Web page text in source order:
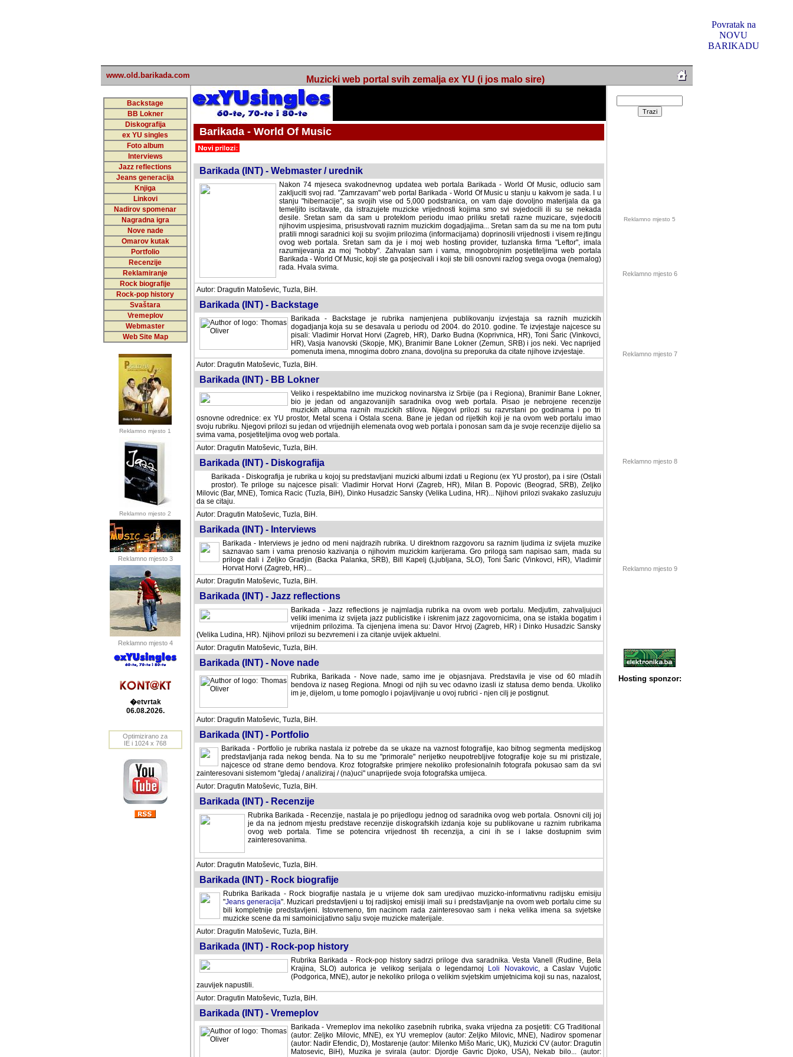
Povratak na
NOVU
BARIKADU
www.old.barikada.com Muzicki web portal svih zemalja ex YU (i jos malo sire)
Backstage
BB Lokner
Diskografija
ex YU singles
Foto album
Interviews
Jazz reflections
Jeans generacija
Knjiga
Linkovi
Nadirov spomenar
Nagradna igra
Nove nade
Omarov kutak
Portfolio
Recenzije
Reklamiranje
Rock biografije
Rock-pop history
Svaštara
Vremeplov
Webmaster
Web Site Map
Reklamno mjesto 1
Reklamno mjesto 2
Reklamno mjesto 3
Reklamno mjesto 4
�etvrtak
06.08.2026.
Optimizirano za
IE i 1024 x 768
Barikada - World Of Music
Barikada (INT) - Webmaster / urednik
Nakon 74 mjeseca svakodnevnog updatea web portala Barikada - World Of Music, odlucio sam
zakljuciti svoj rad. "Zamrzavam" web portal Barikada - World Of Music u stanju u kakvom je sada. I u
stanju "hibernacije", sa svojih vise od 5,000 podstranica, on vam daje dovoljno materijala da ga
temeljito iscitavate, da istrazujete muzicke vrijednosti kojima smo svi svjedocili ili su se nekada desile.
Sretan sam da sam u proteklom periodu imao priliku sretati razne muzicare, svjedociti njihovim
uspjesima, prisustvovati raznim muzickim dogadjajima... Sretan sam da su me na tom putu pratili
mnogi saradnici koji su svojim prilozima (informacijama) doprinosili vrijednosti i visem rejtingu ovog
web portala. Sretan sam da je i moj web hosting provider, tuzlanska firma "Leftor", imala
razumijevanja za moj "hobby". Zahvalan sam i vama, mnogobrojnim posjetiteljima web portala
Barikada - World Of Music, koji ste ga posjecivali i koji ste bili osnovni razlog svega ovoga (nemalog)
rada. Hvala svima.
Autor: Dragutin Matoševic, Tuzla, BiH.
Barikada (INT) - Backstage
Barikada - Backstage je rubrika namjenjena publikovanju izvjestaja sa raznih muzickih
dogadjanja koja su se desavala u periodu od 2004. do 2010. godine. Te izvjestaje najcesce su
pisali: Vladimir Horvat Horvi (Zagreb, HR), Darko Budna (Koprivnica, HR), Toni Šaric (Vinkovci,
HR), Vasja Ivanovski (Skopje, MK), Branimir Bane Lokner (Zemun, SRB) i jos neki. Vec naprijed
pomenuta imena, mnogima dobro znana, dovoljna su preporuka da citate njihove izvjestaje.
Autor: Dragutin Matoševic, Tuzla, BiH.
Barikada (INT) - BB Lokner
Veliko i respektabilno ime muzickog novinarstva iz Srbije (pa i Regiona), Branimir Bane Lokner,
bio je jedan od angazovanijih saradnika ovog web portala. Pisao je nebrojene recenzije muzickih
albuma raznih muzickih stilova. Njegovi prilozi su razvrstani po godinama i po tri osnovne
odrednice: ex YU prostor, Metal scena i Ostala scena. Bane je jedan od rijetkih koji je na ovom web portalu imao svoju rubriku.
Njegovi prilozi su jedan od vrijednijih elemenata ovog web portala i ponosan sam da je svoje recenzije dijelio sa svima vama,
posjetiteljima ovog web portala.
Autor: Dragutin Matoševic, Tuzla, BiH.
Barikada (INT) - Diskografija
Barikada - Diskografija je rubrika u kojoj su predstavljani muzicki albumi izdati u Regionu (ex YU prostor), pa i sire (Ostali
prostor). Te priloge su najcesce pisali: Vladimir Horvat Horvi (Zagreb, HR), Milan B. Popovic (Beograd, SRB), Zeljko Milovic
(Bar, MNE), Tomica Racic (Tuzla, BiH), Dinko Husadzic Sansky (Velika Ludina, HR)... Njihovi prilozi svakako zasluzuju da se
citaju.
Autor: Dragutin Matoševic, Tuzla, BiH.
Barikada (INT) - Interviews
Barikada - Interviews je jedno od meni najdrazih rubrika. U direktnom razgovoru sa raznim ljudima iz svijeta muzike
saznavao sam i vama prenosio kazivanja o njihovim muzickim karijerama. Gro priloga sam napisao sam, mada su
priloge dali i Zeljko Gradjin (Backa Palanka, SRB), Bill Kapelj (Ljubljana, SLO), Toni Šaric (Vinkovci, HR), Vladimir
Horvat Horvi (Zagreb, HR)...
Autor: Dragutin Matoševic, Tuzla, BiH.
Barikada (INT) - Jazz reflections
Barikada - Jazz reflections je najmladja rubrika na ovom web portalu. Medjutim, zahvaljujuci veliki
imenima iz svijeta jazz publicistike i iskrenim jazz zagovornicima, ona se istakla bogatim i
vrijednim prilozima. Ta cijenjena imena su: Davor Hrvoj (Zagreb, HR) i Dinko Husadzic Sansky
(Velika Ludina, HR). Njihovi prilozi su bezvremeni i za citanje uvijek aktuelni.
Autor: Dragutin Matoševic, Tuzla, BiH.
Barikada (INT) - Nove nade
Rubrika, Barikada - Nove nade, samo ime je objasnjava. Predstavila je vise od 60 mladih
bendova iz naseg Regiona. Mnogi od njih su vec odavno izasli iz statusa demo benda. Ukoliko im
je, dijelom, u tome pomoglo i pojavljivanje u ovoj rubrici - njen cilj je postignut.
Autor: Dragutin Matoševic, Tuzla, BiH.
Barikada (INT) - Portfolio
Barikada - Portfolio je rubrika nastala iz potrebe da se ukaze na vaznost fotografije, kao bitnog segmenta medijskog
predstavljanja rada nekog benda. Na to su me "primorale" nerijetko neupotrebljive fotografije koje su mi pristizale,
najcesce od strane demo bendova. Kroz fotografske primjere nekoliko profesionalnih fotografa pokusao sam da svi
zainteresovani sistemom "gledaj / analiziraj / (na)uci" unaprijede svoja fotografska umijeca.
Autor: Dragutin Matoševic, Tuzla, BiH.
Barikada (INT) - Recenzije
Rubrika Barikada - Recenzije, nastala je po prijedlogu jednog od saradnika ovog web portala. Osnovni cilj joj
je da na jednom mjestu predstave recenzije diskografskih izdanja koje su publikovane u raznim rubrikama
ovog web portala. Time se potencira vrijednost tih recenzija, a cini ih se i lakse dostupnim svim
zainteresovanima.
Autor: Dragutin Matoševic, Tuzla, BiH.
Barikada (INT) - Rock biografije
Rubrika Barikada - Rock biografije nastala je u vrijeme dok sam uredjivao muzicko-informativnu radijsku emisiju
"Jeans generacija". Muzicari predstavljeni u toj radijskoj emisiji imali su i predstavljanje na ovom web portalu cime su
bili kompletnije predstavljeni. Istovremeno, tim nacinom rada zainteresovao sam i neka velika imena sa svjetske
muzicke scene da mi samoinicijativno salju svoje muzicke materijale.
Autor: Dragutin Matoševic, Tuzla, BiH.
Barikada (INT) - Rock-pop history
Rubrika Barikada - Rock-pop history sadrzi priloge dva saradnika. Vesta Vanell (Rudine, Bela
Krajina, SLO) autorica je velikog serijala o legendarnoj
Loli Novakovic, a Caslav Vujotic
(Podgorica, MNE), autor je nekoliko priloga o velikim svjetskim umjetnicima koji su nas, nazalost,
zauvijek napustili.
Autor: Dragutin Matoševic, Tuzla, BiH.
Barikada (INT) - Vremeplov
Barikada - Vremeplov ima nekoliko zasebnih rubrika, svaka vrijedna za posjetiti: CG Traditional
(autor: Zeljko Milovic, MNE), ex YU vremeplov (autor: Zeljko Milovic, MNE), Nadirov spomenar
(autor: Nadir Efendic, D), Mostarenje (autor: Milenko Mišo Maric, UK), Muzicki CV (autor: Dragutin
Matosevic, BiH), Muzika je svirala (autor: Djordje Gavric Djoko, USA), Nekab bilo... (autor: